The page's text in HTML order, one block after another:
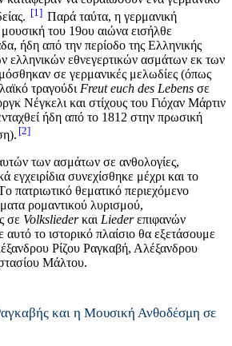
1
Παρά ταύτα, η γερμανική
του 19ου αιώνα εισήλθε
ήδη από την περίοδο της Ελληνικής
ελληνικών εθνεγερτικών ασμάτων εκ των
σε γερμανικές μελωδίες (όπως
τραγούδι Freut euch des Lebens σε
Νέγκελι και στίχους του Γιόχαν Μάρτιν
ήδη από το 1812 στην πρωσική
2
των ασμάτων σε ανθολογίες,
εγχειρίδια συνεχίσθηκε μέχρι και το
πατριωτικό θεματικό περιεχόμενο
ρομαντικού λυρισμού,
σε Volksliederκαι Liederεπιφανών
το ιστορικό πλαίσιο θα εξετάσουμε
Ρίζου Ραγκαβή, Αλέξανδρου
Μάλτου.
και η Μουσική Ανθοδέσμη σε